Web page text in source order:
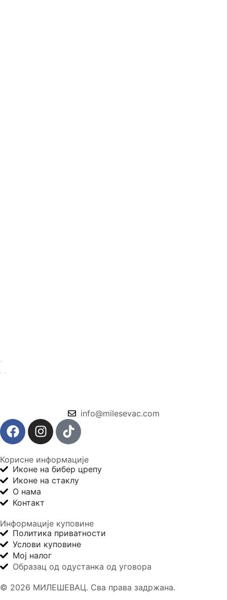
info@milesevac.com
Корисне информације
Иконе на бибер црепу
Иконе на стаклу
О нама
Контакт
Информације куповине
Политика приватности
Услови куповине
Мој налог
Образац од одустанка од уговора
© 2026 МИЛЕШЕВАЦ. Сва права задржана.